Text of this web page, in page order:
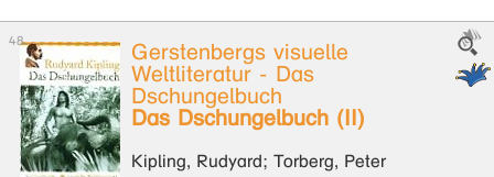
Gerstenbergs visuelle
Weltliteratur - Das
Dschungelbuch
Das Dschungelbuch (II)
Kipling, Rudyard; Torberg, Peter